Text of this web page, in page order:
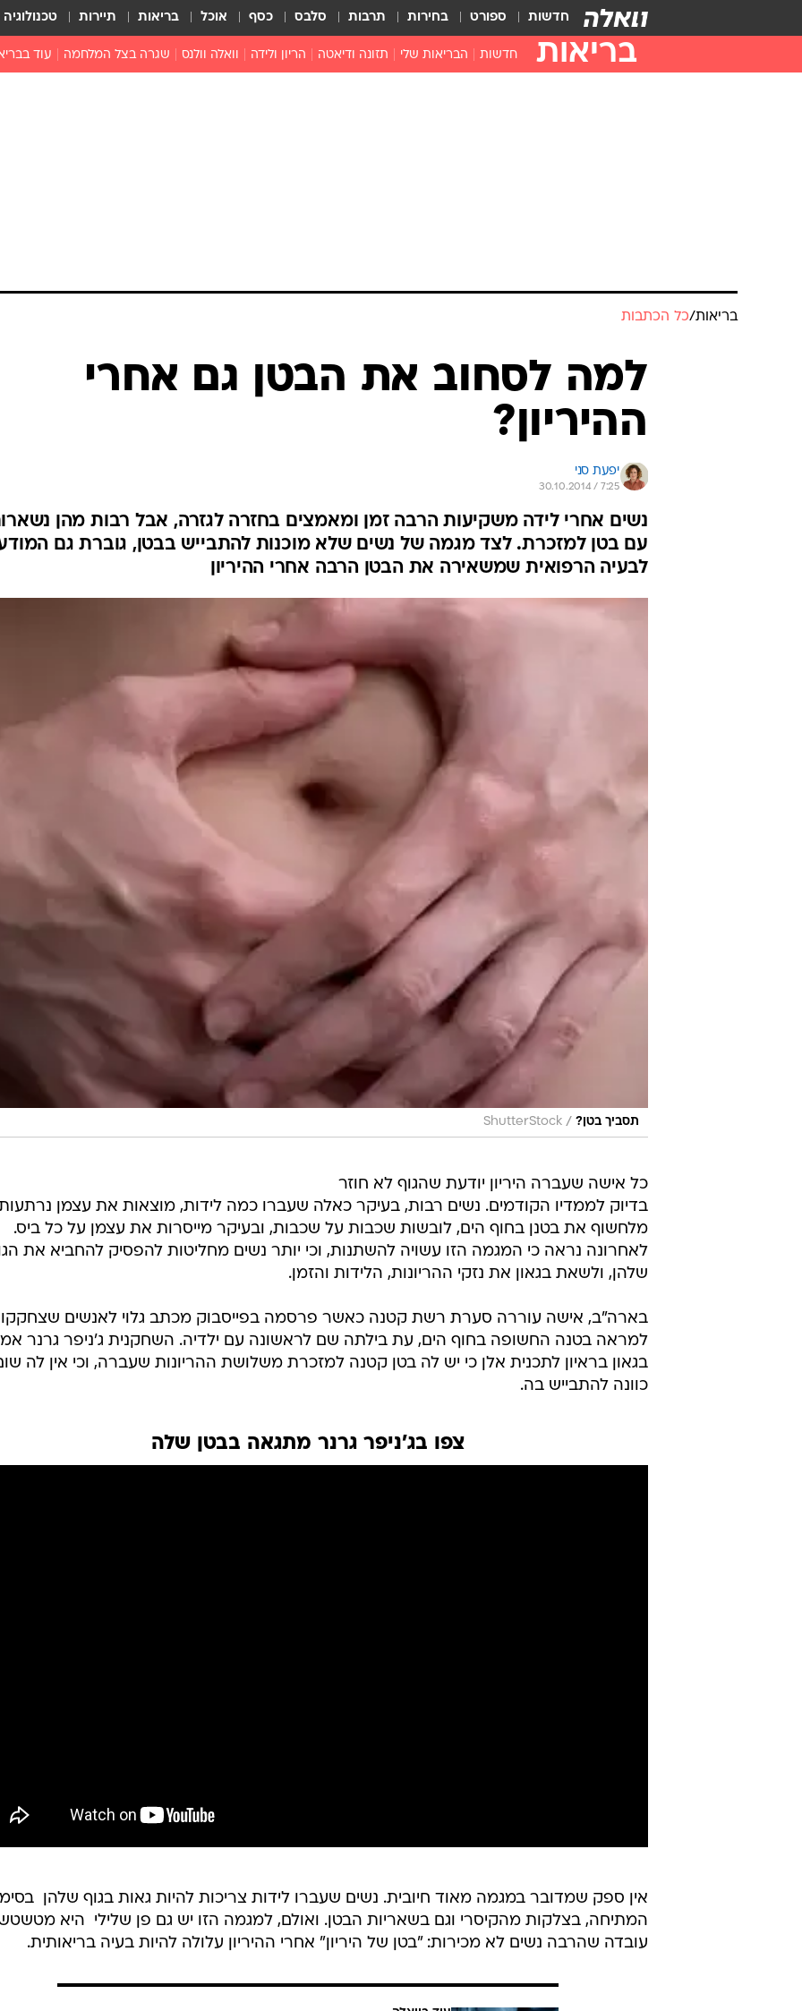
חדשות ספורט בחירות תרבות סלבס כסף אוכל בריאות תיירות טכנולוגיה
בריאות חדשות הבריאות שלי תזונה ודיאטה הריון ולידה וואלה וולנס שגרה בצל המלחמה עוד
כל
כתבו לנו
בריאות/כל הכתבות
למה לסחוב את הבטן גם אחרי
ההיריון?
יפעת סני
30.10.2014 / 7:25
נשים אחרי לידה משקיעות הרבה זמן ומאמצים בחזרה לגזרה, אבל רבות מהן
עם בטן למזכרת. לצד מגמה של נשים שלא מוכנות להתבייש בבטן, גוברת גם
לבעיה הרפואית שמשאירה את הבטן הרבה אחרי ההיריון
תסביך בטן? /
ShutterStock
כל אישה שעברה היריון יודעת שהגוף לא חוזר
בדיוק לממדיו הקודמים. נשים רבות, בעיקר כאלה שעברו כמה לידות, מוצאות את עצמן
מלחשוף את בטנן בחוף הים, לובשות שכבות על שכבות, ובעיקר מייסרות את עצמן על כל ביס.
לאחרונה נראה כי המגמה הזו עשויה להשתנות, וכי יותר נשים מחליטות להפסיק להחביא את
שלהן, ולשאת בגאון את נזקי ההריונות, הלידות והזמן.
בארה"ב, אישה עוררה סערת רשת קטנה כאשר פרסמה בפייסבוק מכתב גלוי לאנשים שצחקקו
למראה בטנה החשופה בחוף הים, עת בילתה שם לראשונה עם ילדיה. השחקנית ג'ניפר גרנר
בגאון בראיון לתכנית אלן כי יש לה בטן קטנה למזכרת משלושת ההריונות שעברה, וכי אין לה
כוונה להתבייש בה.
צפו בג'ניפר גרנר מתגאה בבטן שלה
אין ספק שמדובר במגמה מאוד חיובית. נשים שעברו לידות צריכות להיות גאות בגוף שלהן 
המתיחה, בצלקות מהקיסרי וגם בשאריות הבטן. ואולם, למגמה הזו יש גם פן שלילי  היא
עובדה שהרבה נשים לא מכירות: "בטן של היריון" אחרי ההיריון עלולה להיות בעיה בריאותית.